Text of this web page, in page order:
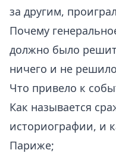
за другим,
Почему
должно было
ничего и не
Что привело к
Как называется
историографии, и
Париже;